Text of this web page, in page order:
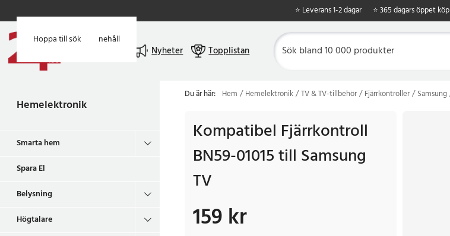
Hoppa till huvudinnehåll
Hoppa till sök
⭐ Leverans 1-2 dagar ⭐ 365 dagars öppet köp
Nyheter Topplistan
Hemelektronik
Smarta hem
Spara El
Belysning
Högtalare
Du är här: Hem Hemelektronik TV & TV-tillbehör Fjärrkontroller Samsung
Kompatibel Fjärrkontroll
BN59-01015 till Samsung
TV
Pris:159 kr
159 kr